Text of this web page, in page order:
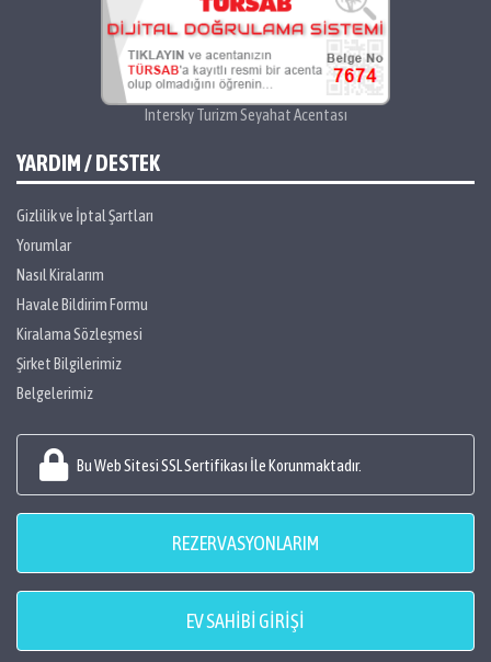
Intersky Turizm Seyahat Acentası
YARDIM / DESTEK
Gizlilik ve İptal Şartları
Yorumlar
Nasıl Kiralarım
Havale Bildirim Formu
Kiralama Sözleşmesi
Şirket Bilgilerimiz
Belgelerimiz
Bu Web Sitesi SSL Sertifikası İle Korunmaktadır.
REZERVASYONLARIM
EV SAHİBİ GİRİŞİ